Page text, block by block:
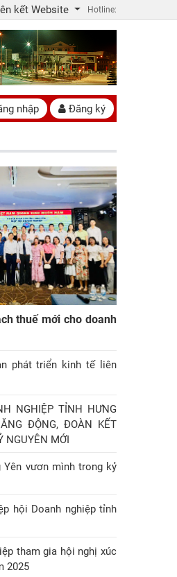
kết Website Hotline:
nhập Đăng ký
thuế mới cho doanh
phát triển kinh tế liên
NGHIỆP TỈNH HƯNG
ĐỘNG, ĐOÀN KẾT
NGUYÊN MỚI
Yên vươn mình trong kỷ
hội Doanh nghiệp tỉnh
tham gia hội nghị xúc
2025